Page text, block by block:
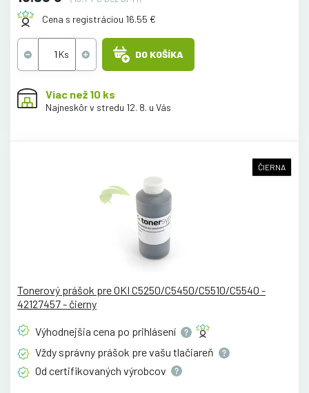
Cena s registráciou 16.55 €
DO KOŠÍKA
Viac než 10 ks
Najneskôr v stredu 12. 8. u Vás
ČIERNA
Tonerový prášok pre OKI C5250/C5450/C5510/C5540 -
42127457 - čierny
Výhodnejšia cena po prihlásení
Vždy správny prášok pre vašu tlačiareň
Od certifikovaných výrobcov